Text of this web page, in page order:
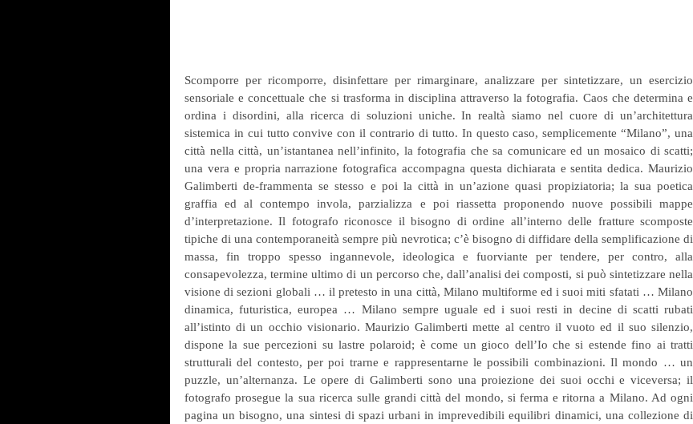
Scomporre per ricomporre, disinfettare per rimarginare, analizzare per sintetizzare, un esercizio
sensoriale e concettuale che si trasforma in disciplina attraverso la fotografia. Caos che determina e
ordina i disordini, alla ricerca di soluzioni uniche. In realtà siamo nel cuore di un’architettura
sistemica in cui tutto convive con il contrario di tutto. In questo caso, semplicemente “Milano”, una
città nella città, un’istantanea nell’infinito, la fotografia che sa comunicare ed un mosaico di scatti;
una vera e propria narrazione fotografica accompagna questa dichiarata e sentita dedica. Maurizio
Galimberti de-frammenta se stesso e poi la città in un’azione quasi propiziatoria; la sua poetica
graffia ed al contempo invola, parzializza e poi riassetta proponendo nuove possibili mappe
d’interpretazione. Il fotografo riconosce il bisogno di ordine all’interno delle fratture scomposte
tipiche di una contemporaneità sempre più nevrotica; c’è bisogno di diffidare della semplificazione di
massa, fin troppo spesso ingannevole, ideologica e fuorviante per tendere, per contro, alla
consapevolezza, termine ultimo di un percorso che, dall’analisi dei composti, si può sintetizzare nella
visione di sezioni globali … il pretesto in una città, Milano multiforme ed i suoi miti sfatati … Milano
dinamica, futuristica, europea … Milano sempre uguale ed i suoi resti in decine di scatti rubati
all’istinto di un occhio visionario. Maurizio Galimberti mette al centro il vuoto ed il suo silenzio,
dispone la sue percezioni su lastre polaroid; è come un gioco dell’Io che si estende fino ai tratti
strutturali del contesto, per poi trarne e rappresentarne le possibili combinazioni. Il mondo … un
puzzle, un’alternanza. Le opere di Galimberti sono una proiezione dei suoi occhi e viceversa; il
fotografo prosegue la sua ricerca sulle grandi città del mondo, si ferma e ritorna a Milano. Ad ogni
pagina un bisogno, una sintesi di spazi urbani in imprevedibili equilibri dinamici, una collezione di